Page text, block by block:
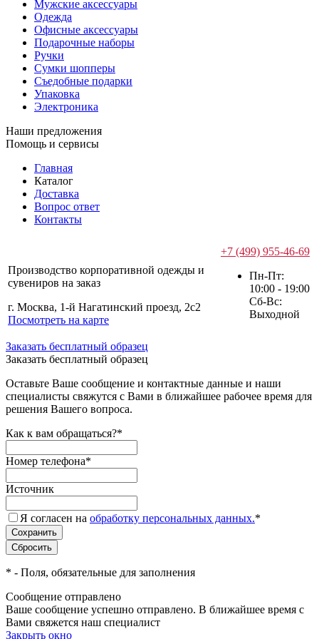
Мужские аксессуары
Одежда
Офисные аксессуары
Подарочные наборы
Ручки
Сумки шопперы
Съедобные подарки
Упаковка
Электроника
Наши предложения
Помощь и сервисы
Главная
Каталог
Доставка
Вопрос ответ
Контакты
Производство корпоративной одежды и
сувениров на заказ
г. Москва, 1-й Нагатинский проезд, 2с2
Посмотреть на карте
+7 (499) 955-46-69
Пн-Пт:
10:00 - 19:00
Сб-Вс:
Выходной
Заказать бесплатный образец
Заказать бесплатный образец
Оставьте Ваше сообщение и контактные данные и наши
специалисты свяжутся с Вами в ближайшее рабочее время для
решения Вашего вопроса.
Как к вам обращаться?*
Номер телефона*
Источник
Я согласен на обработку персональных данных.*
* - Поля, обязательные для заполнения
Сообщение отправлено
Ваше сообщение успешно отправлено. В ближайшее время с
Вами свяжется наш специалист
Закрыть окно